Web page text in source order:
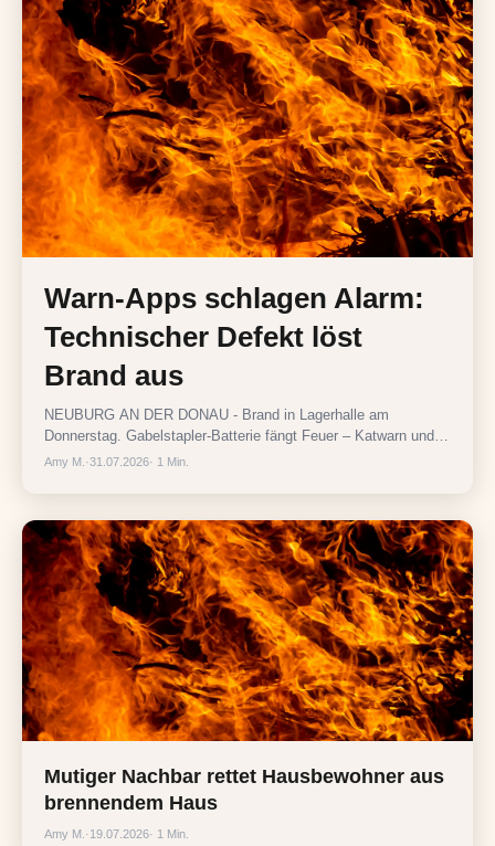
Warn-Apps schlagen Alarm:
Technischer Defekt löst
Brand aus
NEUBURG AN DER DONAU - Brand in Lagerhalle am
Donnerstag. Gabelstapler-Batterie fängt Feuer – Katwarn und
NINA ausgelöst, schnelle Entwarnung.
Amy M. ·31.07.2026· 1 Min.
Mutiger Nachbar rettet Hausbewohner aus
brennendem Haus
Amy M. ·19.07.2026· 1 Min.